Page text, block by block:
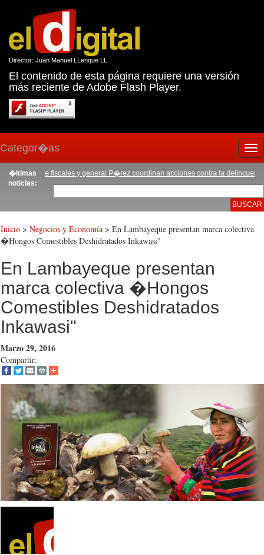
Director: Juan Manuel LLenque LL
El contenido de esta página requiere una versión
más reciente de Adobe Flash Player.
Categor�as
�ltimas
noticias:
de fiscales y general P�rez coordinan acciones contra la delincuencia|
Inicio > Negocios y Economía > En Lambayeque presentan marca colectiva
�Hongos Comestibles Deshidratados Inkawasi"
En Lambayeque presentan
marca colectiva �Hongos
Comestibles Deshidratados
Inkawasi"
Marzo 29, 2016
Compartir: